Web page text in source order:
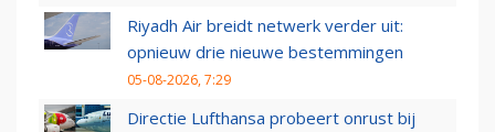
Riyadh Air breidt netwerk verder uit:
opnieuw drie nieuwe bestemmingen
05-08-2026, 7:29
Directie Lufthansa probeert onrust bij